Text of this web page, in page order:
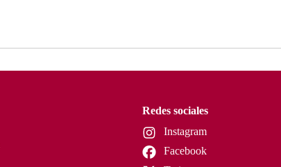
Redes sociales
Instagram
Facebook